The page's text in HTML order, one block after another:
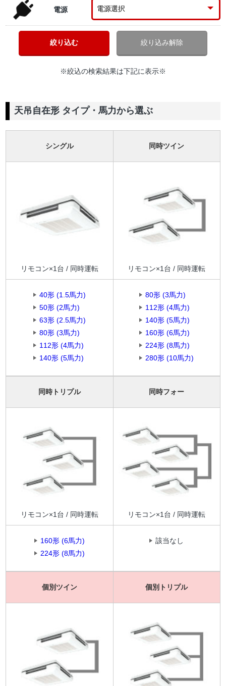
電源
※絞込の検索結果は下記に表示※
天吊自在形 タイプ・馬力から選ぶ
シングル
リモコン×1台 / 同時運転
40形 (1.5馬力)
50形 (2馬力)
63形 (2.5馬力)
80形 (3馬力)
112形 (4馬力)
140形 (5馬力)
同時ツイン
リモコン×1台 / 同時運転
80形 (3馬力)
112形 (4馬力)
140形 (5馬力)
160形 (6馬力)
224形 (8馬力)
280形 (10馬力)
同時トリプル
リモコン×1台 / 同時運転
160形 (6馬力)
224形 (8馬力)
同時フォー
リモコン×1台 / 同時運転
該当なし
個別ツイン 個別トリプル